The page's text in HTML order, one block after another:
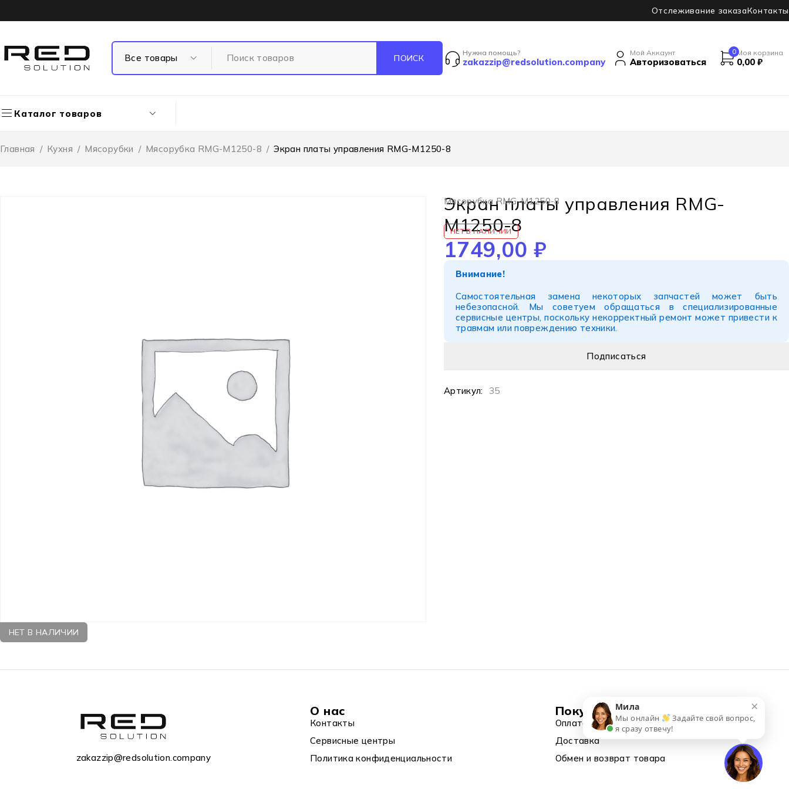
Отслеживание заказаКонтакты
Нужна помощь?
zakazzip@redsolution.company
Мой Аккаунт
Авторизоваться
0 Моя корзина
0,00 ₽
Каталог товаров
Главная / Кухня / Мясорубки / Мясорубка RMG-M1250-8 / Экран платы управления RMG-M1250-8
НЕТ В НАЛИЧИИ
Мясорубка RMG-M1250-8
Экран платы управления RMG-
M1250-8
НЕТ В НАЛИЧИИ
1749,00 ₽
Внимание!
Самостоятельная замена некоторых запчастей может быть
небезопасной. Мы советуем обращаться в специализированные
сервисные центры, поскольку некорректный ремонт может привести к
травмам или повреждению техники.
Артикул: 35
zakazzip@redsolution.company
О нас
Контакты
Сервисные центры
Политика конфиденциальности
Покупка
Оплата
Доставка
Обмен и возврат товара
×
Мила
Мы онлайн
Задайте свой вопрос,
я сразу отвечу!